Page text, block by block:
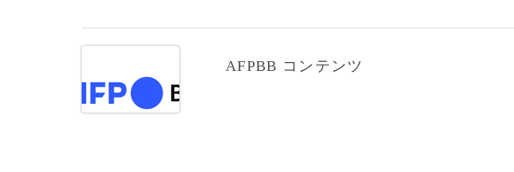
AFPBB コンテンツ